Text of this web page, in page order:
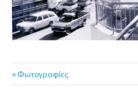
Πλοήγηση
Previous
Post:
Φωτογραφίες